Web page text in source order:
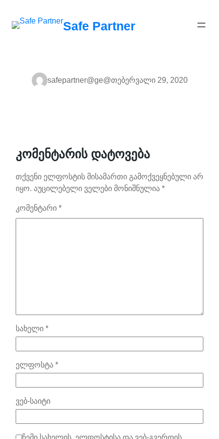
გადასვლა
Safe Partner
safepartner@ge@თებერვალი 29, 2020
კომენტარის დატოვება
თქვენი ელფოსტის მისამართი გამოქვეყნებული არ
იყო. აუცილებელი ველები მონიშნულია *
კომენტარი *
სახელი *
ელფოსტა *
ვებ-საიტი
ჩემი სახელის. ელფოსტისა და ვებ-გვერდის